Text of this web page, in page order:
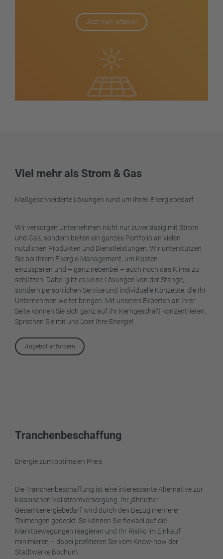
Jetzt mehr erfahren
Viel mehr als Strom & Gas
Maßgeschneiderte Lösungen rund um Ihren Energiebedarf
Wir versorgen Unternehmen nicht nur zuverlässig mit Strom
und Gas, sondern bieten ein ganzes Portfolio an vielen
nützlichen Produkten und Dienstleistungen. Wir unterstützen
Sie bei Ihrem Energie-Management, um Kosten
einzusparen und – ganz nebenbei – auch noch das Klima zu
schützen. Dabei gibt es keine Lösungen von der Stange,
sondern persönlichen Service und individuelle Konzepte, die Ihr
Unternehmen weiter bringen. Mit unseren Experten an Ihrer
Seite können Sie sich ganz auf Ihr Kerngeschäft konzentrieren.
Sprechen Sie mit uns über Ihre Energie!
Angebot anfordern
Tranchenbeschaffung
Energie zum optimalen Preis
Die Tranchenbeschaffung ist eine interessante Alternative zur
klassischen Vollstromversorgung. Ihr jährlicher
Gesamtenergiebedarf wird durch den Bezug mehrerer
Teilmengen gedeckt. So können Sie flexibel auf die
Marktbewegungen reagieren und Ihr Risiko im Einkauf
minimieren – dabei profitieren Sie vom Know-how der
Stadtwerke Bochum.